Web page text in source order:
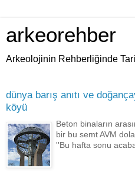
arkeorehber
Arkeolojinin Rehberliğinde
dünya barış anıtı ve
köyü
Beton binaların
bir bu semt AVM
''Bu hafta sonu